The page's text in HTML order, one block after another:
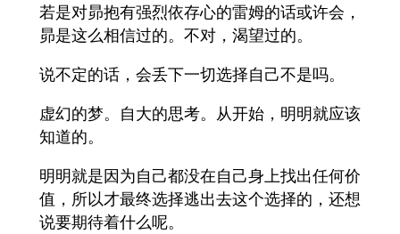
若是对昴抱有强烈依存心的雷姆的话或许会，
昴是这么相信过的。不对，渴望过的。
说不定的话，会丢下一切选择自己不是吗。
虚幻的梦。自大的思考。从开始，明明就应该
知道的。
明明就是因为自己都没在自己身上找出任何价
值，所以才最终选择逃出去这个选择的，还想
说要期待着什么呢。